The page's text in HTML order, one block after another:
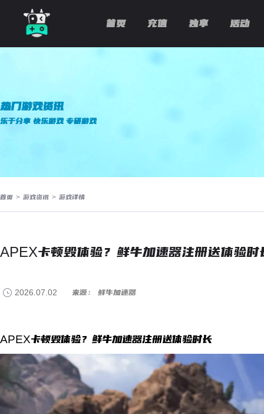
首页 充值 独享 活动
热门游戏资讯
乐于分享 快乐游戏 专研游戏
首页 > 游戏资讯 > 游戏详情
APEX卡顿毁体验？鲜牛加速器注册送体验时
2026.07.02 来源： 鲜牛加速器
APEX卡顿毁体验？鲜牛加速器注册送体验时长